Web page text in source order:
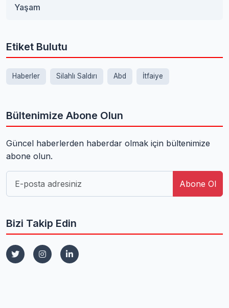
Yaşam
Etiket Bulutu
Haberler Silahlı Saldırı Abd İtfaiye
Bültenimize Abone Olun
Güncel haberlerden haberdar olmak için bültenimize
abone olun.
Abone Ol
Bizi Takip Edin